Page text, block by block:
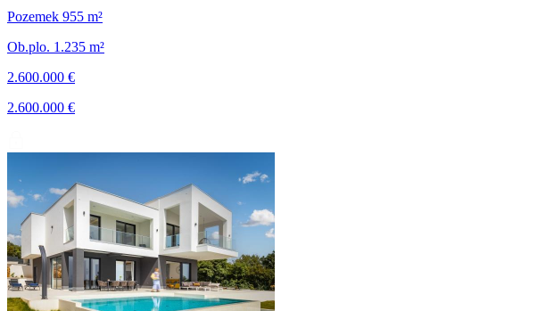
Pozemek 955 m²
Ob.plo. 1.235 m²
2.600.000 €
2.600.000 €